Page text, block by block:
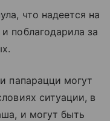
что надеется на
поблагодарила за
папарацци могут
ситуации, в
и могут быть